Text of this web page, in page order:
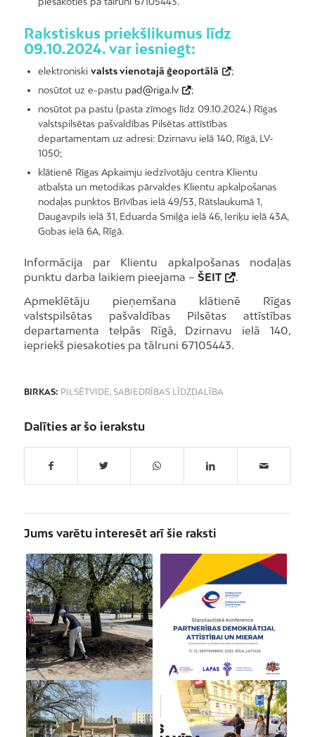
Rakstiskus priekšlikumus līdz
09.10.2024. var iesniegt:
elektroniski valsts vienotajā ģeoportālā
;
nosūtot uz e-pastu pad@riga.lv
;
nosūtot pa pastu (pasta zīmogs līdz 09.10.2024.) Rīgas
valstspilsētas pašvaldības Pilsētas attīstības
departamentam uz adresi: Dzirnavu ielā 140, Rīgā, LV-
1050;
klātienē Rīgas Apkaimju iedzīvotāju centra Klientu
atbalsta un metodikas pārvaldes Klientu apkalpošanas
nodaļas punktos Brīvības ielā 49/53, Rātslaukumā 1,
Daugavpils ielā 31, Eduarda Smiļģa ielā 46, Ieriķu ielā 43A,
Gobas ielā 6A, Rīgā.
Informācija par Klientu apkalpošanas nodaļas
punktu darba laikiem pieejama – ŠEIT
.
Apmeklētāju pieņemšana klātienē Rīgas
valstspilsētas pašvaldības Pilsētas attīstības
departamenta telpās Rīgā, Dzirnavu ielā 140,
iepriekš piesakoties pa tālruni 67105443.
BIRKAS: PILSĒTVIDE, SABIEDRĪBAS LĪDZDALĪBA
Dalīties ar šo ierakstu
Jums varētu interesēt arī šie raksti